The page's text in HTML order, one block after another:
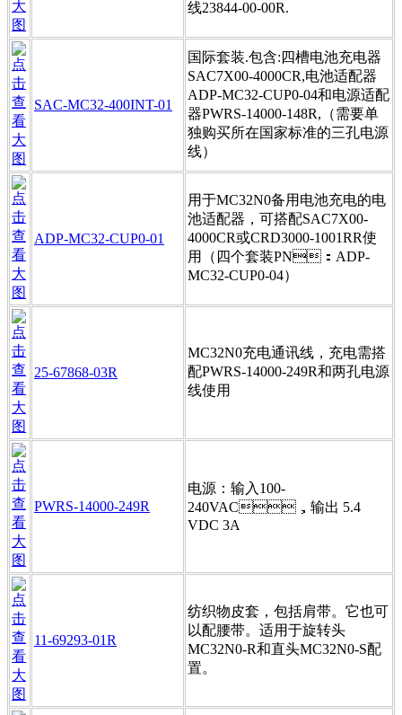
线23844-00-00R.
SAC-MC32-400INT-01
国际套装.包含:四槽电池充电器
SAC7X00-4000CR,电池适配器
ADP-MC32-CUP0-04和电源适配
器PWRS-14000-148R,（需要单
独购买所在国家标准的三孔电源
线）
ADP-MC32-CUP0-01
用于MC32N0备用电池充电的电
池适配器，可搭配SAC7X00-
4000CR或CRD3000-1001RR使
用（四个套装PN：ADP-
MC32-CUP0-04）
25-67868-03R
MC32N0充电通讯线，充电需搭
配PWRS-14000-249R和两孔电源
线使用
PWRS-14000-249R
电源：输入100-
240VAC，输出 5.4
VDC 3A
11-69293-01R
纺织物皮套，包括肩带。它也可
以配腰带。适用于旋转头
MC32N0-R和直头MC32N0-S配
置。